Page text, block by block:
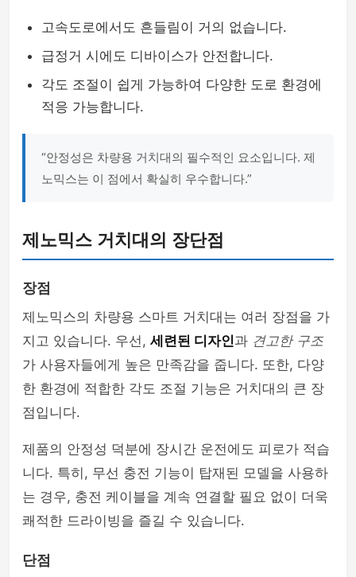
고속도로에서도 흔들림이 거의 없습니다.
급정거 시에도 디바이스가 안전합니다.
각도 조절이 쉽게 가능하여 다양한 도로 환경에
적응 가능합니다.
“안정성은 차량용 거치대의 필수적인 요소입니다. 제
노믹스는 이 점에서 확실히 우수합니다.”
제노믹스 거치대의 장단점
장점
제노믹스의 차량용 스마트 거치대는 여러 장점을 가
지고 있습니다. 우선, 세련된 디자인과 견고한 구조
가 사용자들에게 높은 만족감을 줍니다. 또한, 다양
한 환경에 적합한 각도 조절 기능은 거치대의 큰 장
점입니다.
제품의 안정성 덕분에 장시간 운전에도 피로가 적습
니다. 특히, 무선 충전 기능이 탑재된 모델을 사용하
는 경우, 충전 케이블을 계속 연결할 필요 없이 더욱
쾌적한 드라이빙을 즐길 수 있습니다.
단점